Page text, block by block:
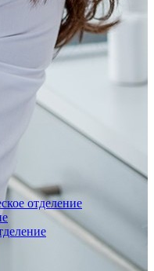
отделение